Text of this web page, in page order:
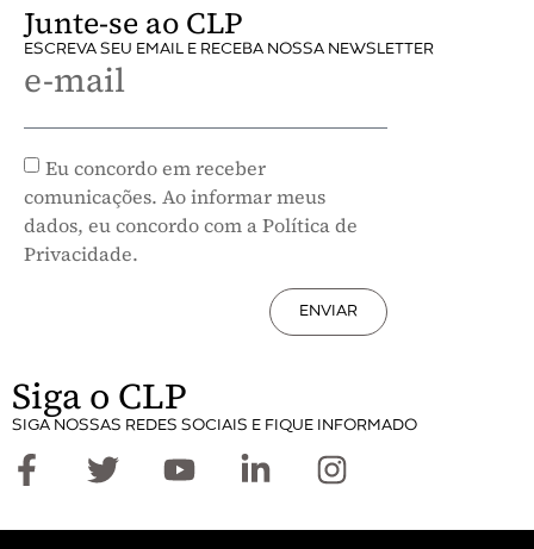
Junte-se ao CLP
ESCREVA SEU EMAIL E RECEBA NOSSA NEWSLETTER
e-mail
Eu concordo em receber
comunicações. Ao informar meus
dados, eu concordo com a Política de
Privacidade.
ENVIAR
Siga o CLP
SIGA NOSSAS REDES SOCIAIS E FIQUE INFORMADO